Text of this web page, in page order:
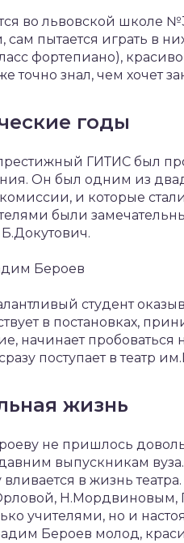
во львовской школе
сам пытается играть в
фортепиано), красиво
точно знал, чем хочет
годы
ГИТИС был
Он был одним из
и которые стали
были
Бероев
студент
в постановках,
начинает пробоваться
поступает в театр
жизнь
не пришлось
выпускникам
вливается в жизнь
Н.Мордвиновым,
учителями, но и
Бероев молод,